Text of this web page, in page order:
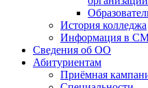
История колледжа
Информация в
Сведения об ОО
Абитуриентам
Приёмная